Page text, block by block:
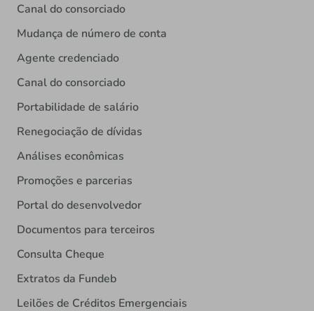
Canal do consorciado
Mudança de número de conta
Agente credenciado
Canal do consorciado
Portabilidade de salário
Renegociação de dívidas
Análises econômicas
Promoções e parcerias
Portal do desenvolvedor
Documentos para terceiros
Consulta Cheque
Extratos da Fundeb
Leilões de Créditos Emergenciais